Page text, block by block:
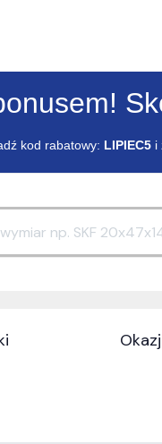
kod rabatowy: LIPIEC5 i